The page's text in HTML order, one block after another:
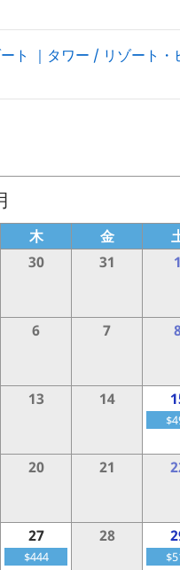
ト ｜タワー / リゾート・
木 金
30 31 1
6 7
13 14
20 21
27
$444
28